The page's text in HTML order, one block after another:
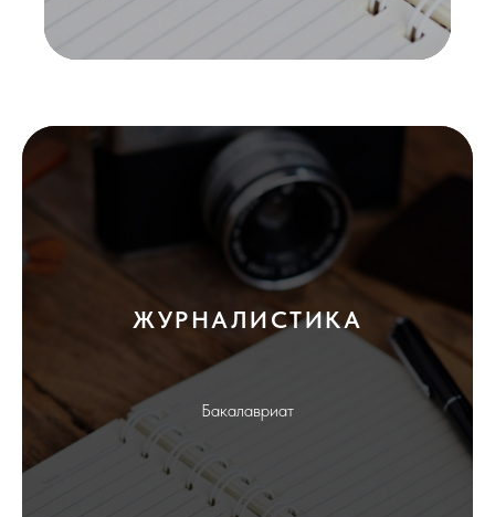
ЖУРНАЛИСТИКА
Бакалавриат